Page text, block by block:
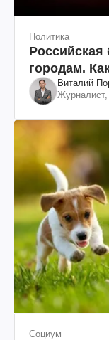
Политика
Российская
городам.
Виталий
Журналист,
Социум